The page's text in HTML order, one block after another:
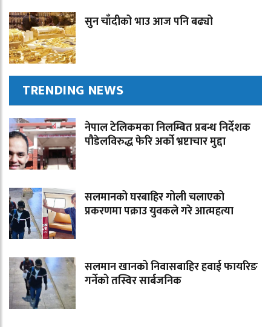
सुन चाँदीको भाउ आज पनि बढ्यो
TRENDING NEWS
नेपाल टेलिकमका निलम्बित प्रबन्ध निर्देशक
पौडेलविरुद्ध फेरि अर्को भ्रष्टाचार मुद्दा
सलमानको घरबाहिर गोली चलाएको
प्रकरणमा पक्राउ युवकले गरे आत्महत्या
सलमान खानको निवासबाहिर हवाई फायरिङ
गर्नेको तस्विर सार्बजनिक